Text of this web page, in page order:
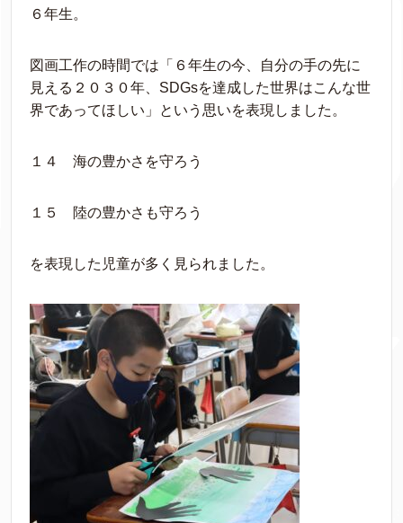
６年生。
図画工作の時間では「６年生の今、自分の手の先に
見える２０３０年、SDGsを達成した世界はこんな世
界であってほしい」という思いを表現しました。
１４ 海の豊かさを守ろう
１５ 陸の豊かさも守ろう
を表現した児童が多く見られました。